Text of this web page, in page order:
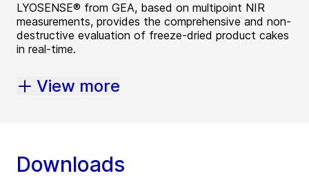
LYOSENSE® from GEA, based on multipoint NIR
measurements, provides the comprehensive and non-
destructive evaluation of freeze-dried product cakes
in real-time.
View more
Downloads